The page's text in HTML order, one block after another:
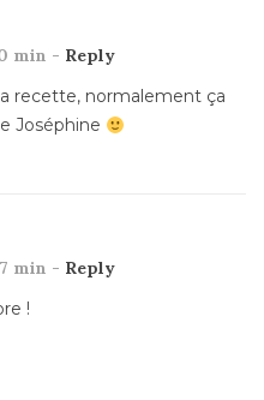
min - Reply
recette, normalement ça
Joséphine
min - Reply
!